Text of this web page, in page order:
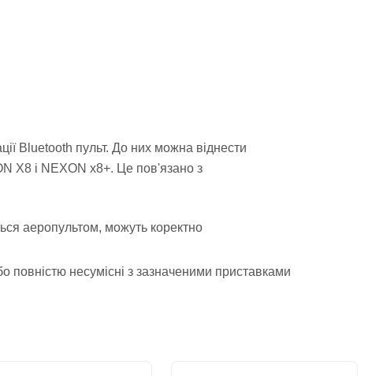
Bluetooth пульт. До них можна віднести
X8 і NEXON x8+. Це пов'язано з
аеропультом, можуть коректно
повністю несумісні з зазначеними приставками